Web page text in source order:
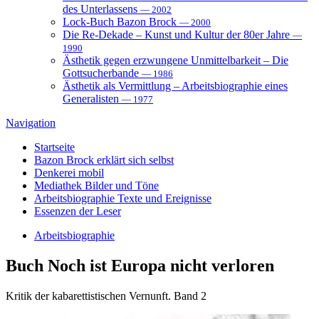
des Unterlassens — 2002
Lock-Buch Bazon Brock — 2000
Die Re-Dekade – Kunst und Kultur der 80er Jahre —
1990
Ästhetik gegen erzwungene Unmittelbarkeit – Die
Gottsucherbande — 1986
Ästhetik als Vermittlung – Arbeitsbiographie eines
Generalisten — 1977
Navigation
Startseite
Bazon Brock erklärt sich selbst
Denkerei mobil
Mediathek Bilder und Töne
Arbeitsbiographie Texte und Ereignisse
Essenzen der Leser
Arbeitsbiographie
Buch Noch ist Europa nicht verloren
Kritik der kabarettistischen Vernunft. Band 2